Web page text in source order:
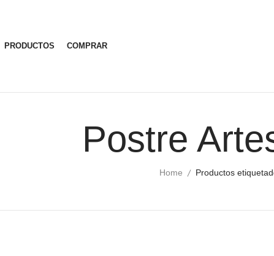
PRODUCTOS COMPRAR
Postre
Home Productos